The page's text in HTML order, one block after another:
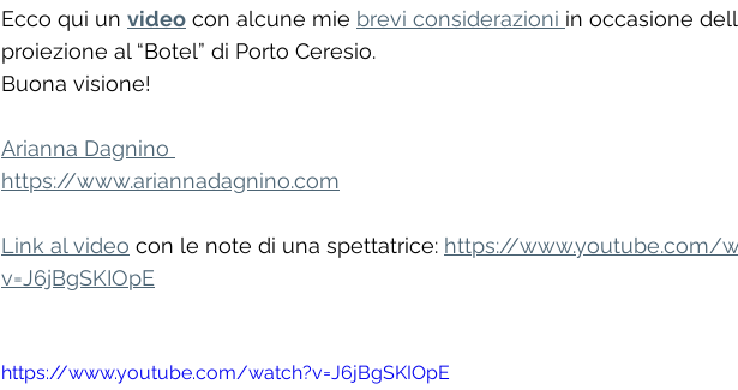
Ecco qui un video con alcune mie brevi considerazioni in occasione
proiezione al “Botel” di Porto Ceresio.
Buona visione!
Arianna Dagnino
https://www.ariannadagnino.com
Link al video con le note di una spettatrice: https://www.youtube.com/
v=J6jBgSKIOpE
https://www.youtube.com/watch?v=J6jBgSKIOpE